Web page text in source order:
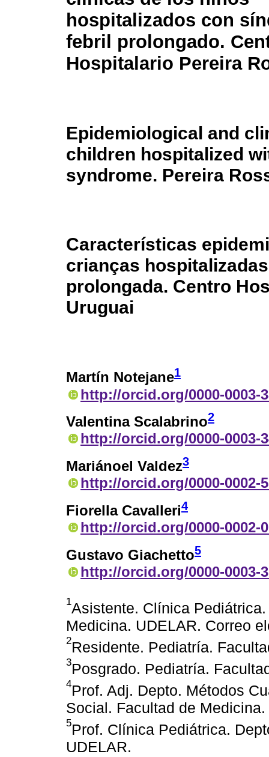
hospitalizados con
febril prolongado.
Hospitalario Pereira
Epidemiological and
children hospitalized
syndrome. Pereira
Características
crianças
prolongada. Centro
Uruguai
Martín Notejane1
http://orcid.org/0000-0003-
Valentina Scalabrino2
http://orcid.org/0000-0003-
Mariánoel Valdez3
http://orcid.org/0000-0002-
Fiorella Cavalleri4
http://orcid.org/0000-0002-
Gustavo Giachetto5
http://orcid.org/0000-0003-
1Asistente. Clínica
Medicina. UDELAR. Correo
2Residente. Pediatría.
3Posgrado. Pediatría.
4Prof. Adj. Depto. Métodos
Social. Facultad de
5Prof. Clínica Pediátrica.
UDELAR.